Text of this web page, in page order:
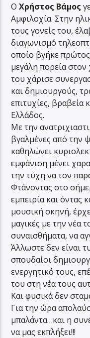
ΟΧρήστος Βάμος
Αμφιλοχία. Στην
τους γονείς του,
διαγωνισμό
οποίο βγήκε
μεγάλη πορεία
του χάρισε
και δημιουργούς,
επιτυχίες, βραβεία
Ελλάδος.
Με την
βγαλμένες από την
καθηλώνει
εμφάνιση μένει
την τύχη να τον
Φτάνοντας στο
εμπειρία και όντας
μουσική σκηνή,
μαγικές με την νέα
συναισθήματα, να
Άλλωστε δεν είναι
σπουδαίοι
ενεργητικό τους,
του στη νέα τους
Και φυσικά δεν
Για την ώρα
μπαλάντα…και η
να μας εκπλήξει!!!